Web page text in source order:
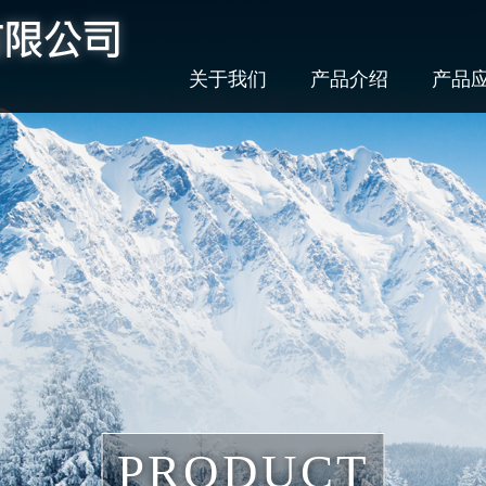
关于我们 产品介绍 产品
PRODUCT